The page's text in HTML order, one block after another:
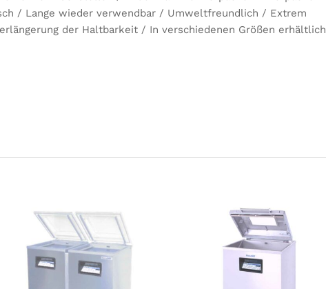
/ Lange wieder verwendbar / Umweltfreundlich / Extrem
der Haltbarkeit / In verschiedenen Größen erhältlich